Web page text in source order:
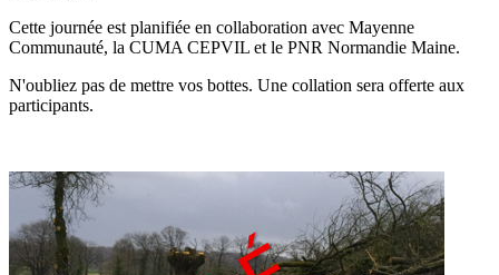
Cette journée est planifiée en collaboration avec Mayenne
Communauté, la CUMA CEPVIL et le PNR Normandie Maine.
N'oubliez pas de mettre vos bottes. Une collation sera offerte aux
participants.